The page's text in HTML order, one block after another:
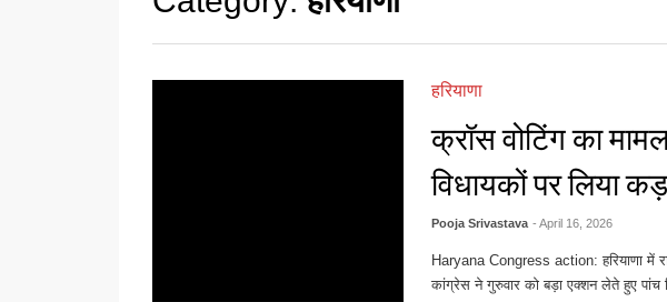
हरियाणा
क्रॉस वोटिंग का
विधायकों पर लिया
Pooja Srivastava - April 16, 2026
Haryana Congress action: हरियाणा में
कांग्रेस ने गुरुवार को बड़ा एक्शन लेते हुए पांच